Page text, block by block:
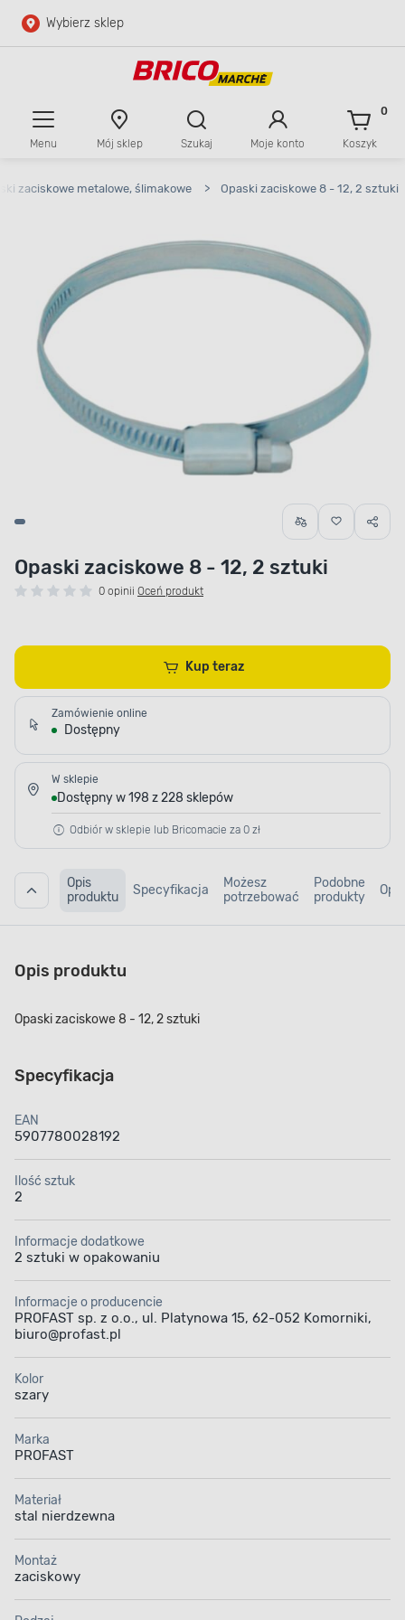
Przejdź do głównej zawartości
Wybierz sklep
Menu Mój sklep Szukaj Moje konto Koszyk
0
zaciskowe metalowe, ślimakowe > Opaski zaciskowe 8 - 12, 2 sztuki
Opaski zaciskowe 8 - 12, 2 sztuki
0 opinii Oceń produkt
Kup teraz
Zamówienie online
Dostępny
W sklepie
Dostępny w 198 z 228 sklepów
Odbiór w sklepie lub Bricomacie za 0 zł
Opis
produktu
Specyfikacja
Możesz
potrzebować
Podobne
produkty
Opis produktu
Opaski zaciskowe 8 - 12, 2 sztuki
Specyfikacja
EAN
5907780028192
Ilość sztuk
2
Informacje dodatkowe
2 sztuki w opakowaniu
Informacje o producencie
PROFAST sp. z o.o., ul. Platynowa 15, 62-052 Komorniki,
biuro@profast.pl
Kolor
szary
Marka
PROFAST
Materiał
stal nierdzewna
Montaż
zaciskowy